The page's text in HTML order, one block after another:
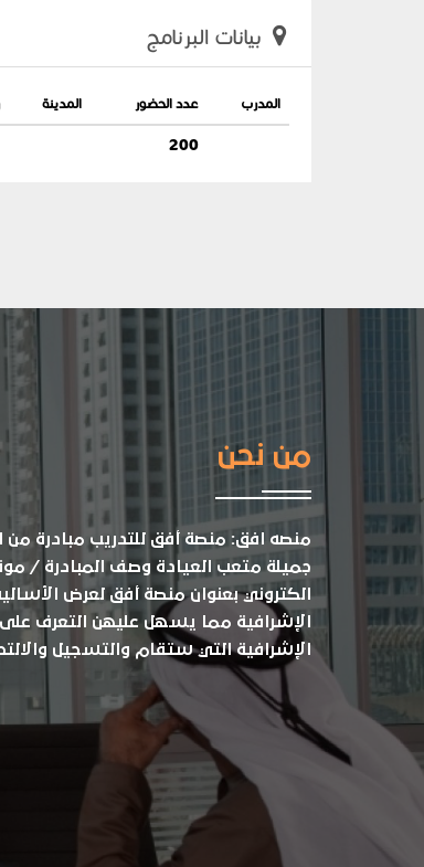
بيانات البرنامج
المدرب عدد الحضور المدينة
200
من نحن
منصه افق: منصة أفق للتدريب مبادرة من
جميلة متعب العيادة وصف المبادرة /
الكتروني بعنوان منصة أفق لعرض
الإشرافية مما يسهل عليهن التعرف
الإشرافية التي ستقام والتسجيل